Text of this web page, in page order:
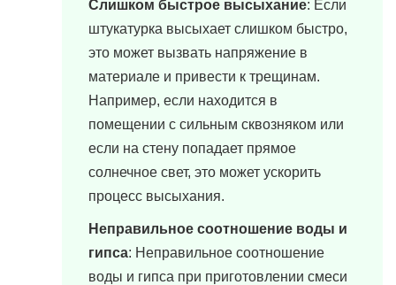
Слишком быстрое высыхание: Если
штукатурка высыхает слишком быстро,
это может вызвать напряжение в
материале и привести к трещинам.
Например, если находится в
помещении с сильным сквозняком или
если на стену попадает прямое
солнечное свет, это может ускорить
процесс высыхания.
Неправильное соотношение воды и
гипса: Неправильное соотношение
воды и гипса при приготовлении смеси